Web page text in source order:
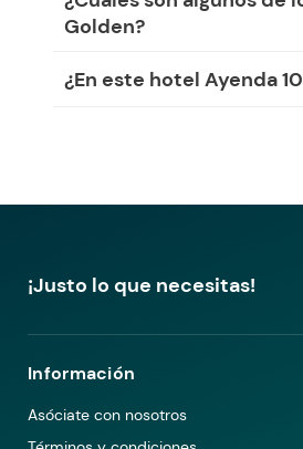
Golden?
¿En este hotel Ayenda
¡Justo lo que necesitas!
Información
Asóciate con nosotros